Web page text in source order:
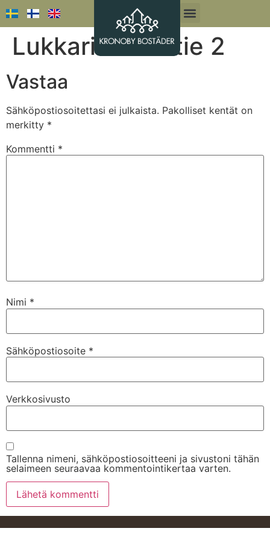
Lukkarinmäentie 2
Vastaa
Sähköpostiosoitettasi ei julkaista. Pakolliset kentät on
merkitty *
Kommentti *
Nimi *
Sähköpostiosoite *
Verkkosivusto
Tallenna nimeni, sähköpostiosoitteeni ja sivustoni tähän
selaimeen seuraavaa kommentointikertaa varten.